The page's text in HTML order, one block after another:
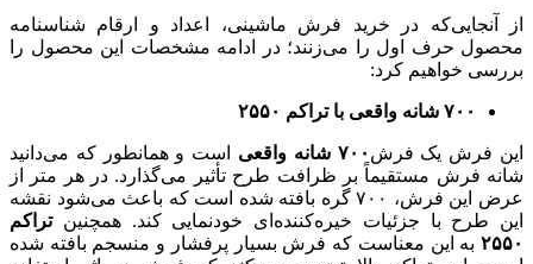
از آنجایی‌که در خرید فرش ماشینی، اعداد و ارقام شناسنامه
محصول حرف اول را می‌زنند؛ در ادامه مشخصات این محصول را
بررسی خواهیم کرد:
۷۰۰ شانه واقعی با تراکم ۲۵۵۰
این فرش یک فرش ۷۰۰ شانه واقعی است و همانطور که می‌دانید
شانه فرش مستقیماً بر ظرافت طرح تأثیر می‌گذارد. در هر متر از
عرض این فرش، ۷۰۰ گره بافته شده است که باعث می‌شود نقشه
این طرح با جزئیات خیره‌کننده‌ای خودنمایی کند. همچنینتراکم
۲۵۵۰ به این معناست که فرش بسیار پرفشار و منسجم بافته شده